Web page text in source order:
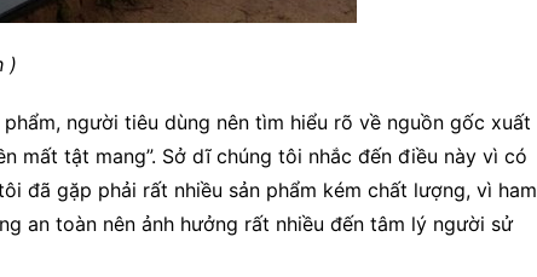
)
người tiêu dùng nên tìm hiểu rõ về nguồn gốc xuất
mất tật mang”. Sở dĩ chúng tôi nhắc đến điều này vì có
đã gặp phải rất nhiều sản phẩm kém chất lượng, vì ham
an toàn nên ảnh hưởng rất nhiều đến tâm lý người sử